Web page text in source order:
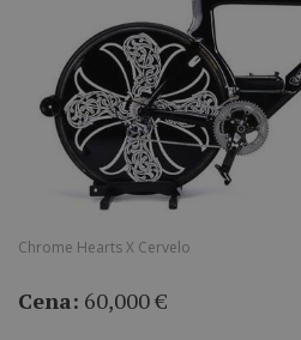
Chrome Hearts X Cervelo
Cena: 60,000 €